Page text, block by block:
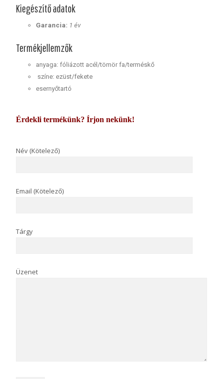
Kiegészítő adatok
Garancia: 1 év
Termékjellemzők
anyaga: fóliázott acél/tömör fa/terméskő
színe: ezüst/fekete
esernyőtartó
Érdekli termékünk? Írjon nekünk!
Név (Kötelező)
Email (Kötelező)
Tárgy
Üzenet